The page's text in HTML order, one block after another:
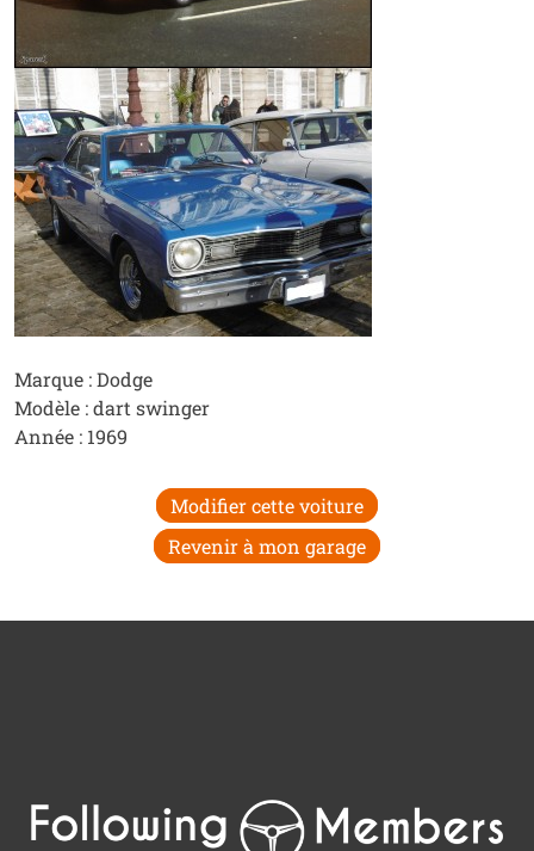
Marque : Dodge
Modèle : dart swinger
Année : 1969
Modifier cette voiture
Revenir à mon garage